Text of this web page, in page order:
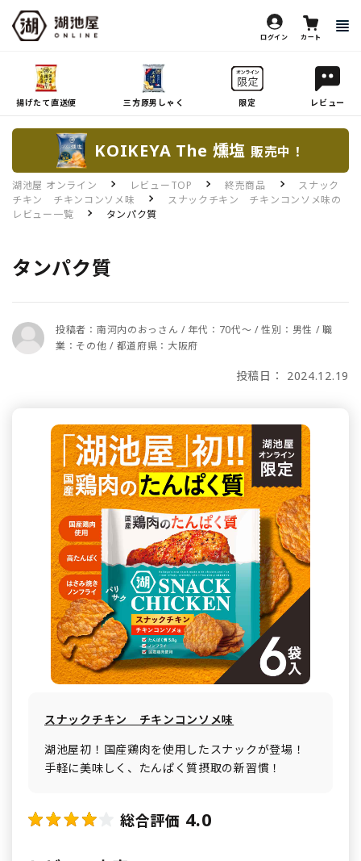
ログイン カート
揚げたて直送便 三方原男しゃく 限定 レビュー
KOIKEYA The 燻塩 販売中！
湖池屋 オンライン レビューTOP 終売商品
スナック
チキン チキンコンソメ味
スナックチキン チキンコンソメ味の
レビュー一覧
タンパク質
タンパク質
投稿者：南河内のおっさん / 年代：70代～ / 性別：男性 / 職
業：その他 / 都道府県：大阪府
投稿日： 2024.12.19
スナックチキン チキンコンソメ味
湖池屋初！国産鶏肉を使用したスナックが登場！
手軽に美味しく、たんぱく質摂取の新習慣！
総合評価 4.0